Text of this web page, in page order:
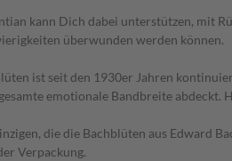
kann Dich dabei unterstützen, mit
überwunden werden können.
ist seit den 1930er Jahren
emotionale Bandbreite
die die Bachblüten aus Edward
Verpackung.